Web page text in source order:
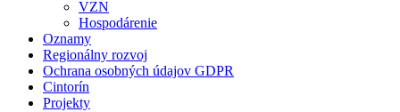
VZN
Hospodárenie
Oznamy
Regionálny rozvoj
Ochrana osobných údajov GDPR
Cintorín
Projekty